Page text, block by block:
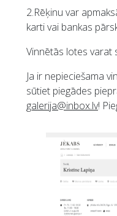
2.Rēķinu var
karti vai bankas
Vinnētās lotes varat
Ja ir nepieciešama
sūtiet piegādes
galerija@inbox.lv!